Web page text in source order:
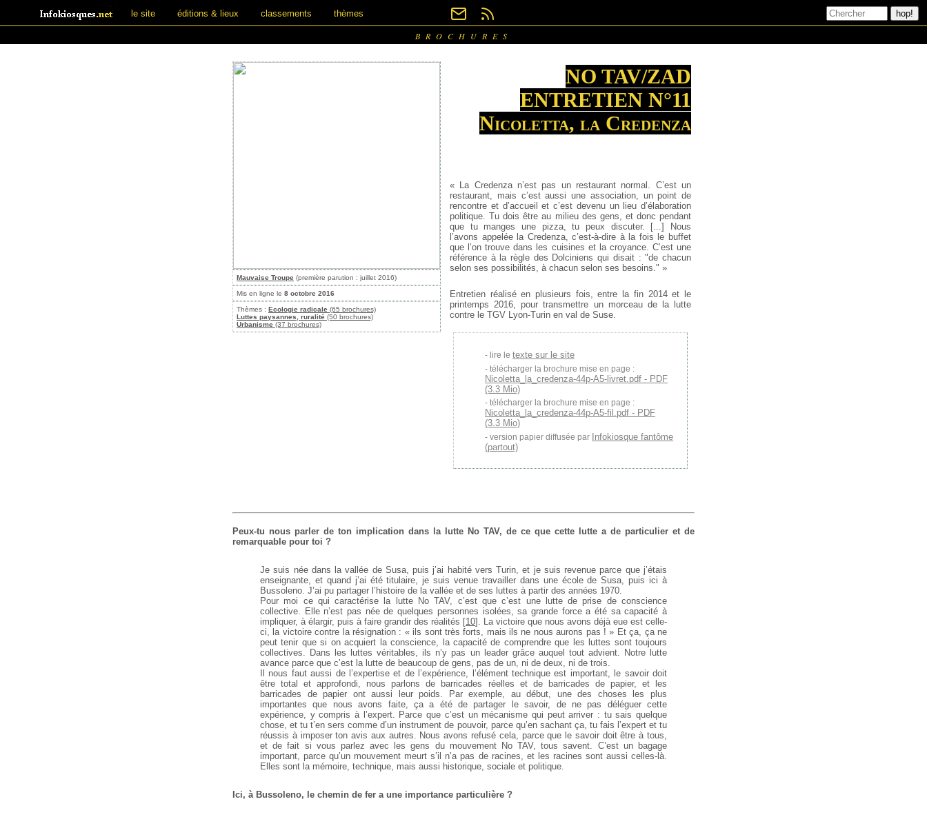
le site éditions & lieux classements thèmes
BROCHURES
Mauvaise Troupe (première parution : juillet 2016)
Mis en ligne le 8 octobre 2016
Thèmes : Ecologie radicale (65 brochures)
Luttes paysannes, ruralité (50 brochures)
Urbanisme (37 brochures)
NO TAV/ZAD
ENTRETIEN N°11
Nicoletta, la Credenza
« La Credenza n’est pas un restaurant normal. C’est un
restaurant, mais c’est aussi une association, un point de
rencontre et d’accueil et c’est devenu un lieu d’élaboration
politique. Tu dois être au milieu des gens, et donc pendant
que tu manges une pizza, tu peux discuter. [...] Nous
l’avons appelée la Credenza, c’est-à-dire à la fois le buffet
que l’on trouve dans les cuisines et la croyance. C’est une
référence à la règle des Dolciniens qui disait : "de chacun
selon ses possibilités, à chacun selon ses besoins." »
Entretien réalisé en plusieurs fois, entre la fin 2014 et le
printemps 2016, pour transmettre un morceau de la lutte
contre le TGV Lyon-Turin en val de Suse.
lire le texte sur le site
télécharger la brochure mise en page :
Nicoletta_la_credenza-44p-A5-livret.pdf - PDF
(3.3 Mio)
télécharger la brochure mise en page :
Nicoletta_la_credenza-44p-A5-fil.pdf - PDF
(3.3 Mio)
version papier diffusée par Infokiosque fantôme
(partout)
Peux-tu nous parler de ton implication dans la lutte No TAV, de ce que cette lutte a de particulier et de
remarquable pour toi ?
Je suis née dans la vallée de Susa, puis j’ai habité vers Turin, et je suis revenue parce que j’étais
enseignante, et quand j’ai été titulaire, je suis venue travailler dans une école de Susa, puis ici à
Bussoleno. J’ai pu partager l’histoire de la vallée et de ses luttes à partir des années 1970.
Pour moi ce qui caractérise la lutte No TAV, c’est que c’est une lutte de prise de conscience
collective. Elle n’est pas née de quelques personnes isolées, sa grande force a été sa capacité à
impliquer, à élargir, puis à faire grandir des réalités [10] . La victoire que nous avons déjà eue est celle-
ci, la victoire contre la résignation : « ils sont très forts, mais ils ne nous aurons pas ! » Et ça, ça ne
peut tenir que si on acquiert la conscience, la capacité de comprendre que les luttes sont toujours
collectives. Dans les luttes véritables, ils n’y pas un leader grâce auquel tout advient. Notre lutte
avance parce que c’est la lutte de beaucoup de gens, pas de un, ni de deux, ni de trois.
Il nous faut aussi de l’expertise et de l’expérience, l’élément technique est important, le savoir doit
être total et approfondi, nous parlons de barricades réelles et de barricades de papier, et les
barricades de papier ont aussi leur poids. Par exemple, au début, une des choses les plus
importantes que nous avons faite, ça a été de partager le savoir, de ne pas déléguer cette
expérience, y compris à l’expert. Parce que c’est un mécanisme qui peut arriver : tu sais quelque
chose, et tu t’en sers comme d’un instrument de pouvoir, parce qu’en sachant ça, tu fais l’expert et tu
réussis à imposer ton avis aux autres. Nous avons refusé cela, parce que le savoir doit être à tous,
et de fait si vous parlez avec les gens du mouvement No TAV, tous savent. C’est un bagage
important, parce qu’un mouvement meurt s’il n’a pas de racines, et les racines sont aussi celles-là.
Elles sont la mémoire, technique, mais aussi historique, sociale et politique.
Ici, à Bussoleno, le chemin de fer a une importance particulière ?